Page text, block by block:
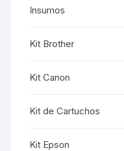
Insumos
Kit Brother
Kit Canon
Kit de Cartuchos
Kit Epson